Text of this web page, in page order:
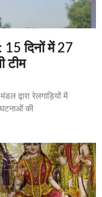
15 दिनों में 27
टीम
द्वारा रेलगाड़ियों में
की